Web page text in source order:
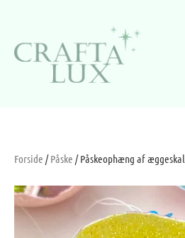
Forside /Påske / Påskeophæng af æggeskal